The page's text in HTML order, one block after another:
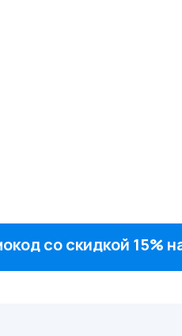
со скидкой 15%